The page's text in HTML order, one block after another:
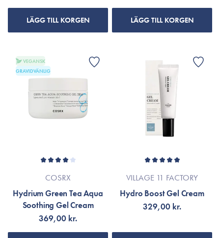
LÄGG TILL KORGEN LÄGG TILL KORGEN
VEGANSK
GRAVIDVÄNLIG
COSRX
Hydrium Green Tea Aqua
Soothing Gel Cream
369,00 kr.
VILLAGE 11 FACTORY
Hydro Boost Gel Cream
329,00 kr.